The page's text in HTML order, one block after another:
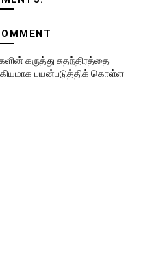
கருத்து சுதந்திரத்தை
பயன்படுத்திக் கொள்ள